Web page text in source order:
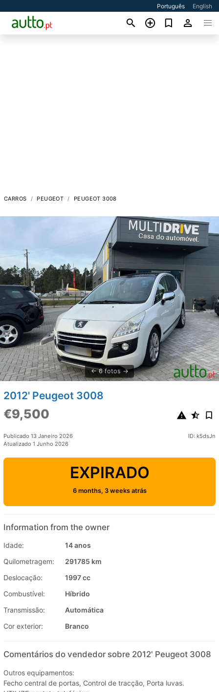
Português English
CARROS PEUGEOT PEUGEOT 3008
6 fotos
2012' Peugeot 3008
€9,500
Publicado 13 Janeiro 2026
Atualizado 1 Junho 2026
ID: k5dsJn
EXPIRADO
6 months, 3 weeks atrás
Information from the owner
Idade:
14 anos
Quilometragem:
291785 km
Deslocação:
1997 cc
Combustível:
Híbrido
Transmissão:
Automática
Cor exterior:
Branco
Comentários do vendedor sobre 2012' Peugeot 3008
Outros equipamentos:
Fecho central de portas, Control de tracção, Porta luvas.